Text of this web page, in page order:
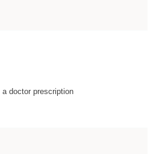
doctor prescription